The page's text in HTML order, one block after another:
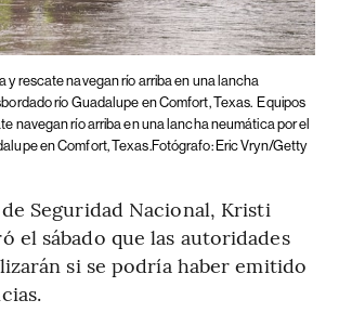
y rescate navegan río arriba en una lancha
río Guadalupe en Comfort, Texas. Equipos
navegan río arriba en una lancha neumática por el
en Comfort, Texas.Fotógrafo: Eric Vryn/Getty
Seguridad Nacional, Kristi
el sábado que las autoridades
si se podría haber emitido